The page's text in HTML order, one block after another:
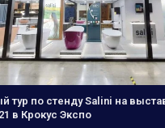
тур по стенду Salini на
в Крокус Экспо